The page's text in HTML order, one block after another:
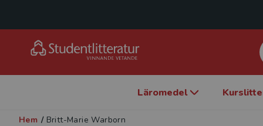
Läromedel
Hem / Britt-Marie Warborn